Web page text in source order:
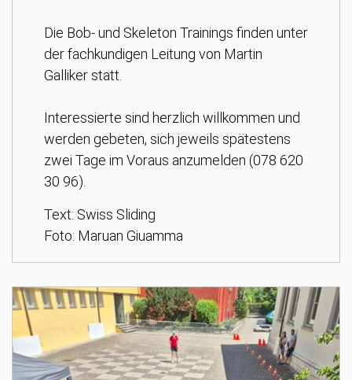
Die Bob- und Skeleton Trainings finden unter
der fachkundigen Leitung von Martin
Galliker statt.
Interessierte sind herzlich willkommen und
werden gebeten, sich jeweils spätestens
zwei Tage im Voraus anzumelden (078 620
30 96).
Text: Swiss Sliding
Foto: Maruan Giuamma